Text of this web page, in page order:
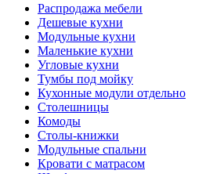
Распродажа мебели
Дешевые кухни
Модульные кухни
Маленькие кухни
Угловые кухни
Тумбы под мойку
Кухонные модули отдельно
Столешницы
Комоды
Столы-книжки
Модульные спальни
Кровати с матрасом